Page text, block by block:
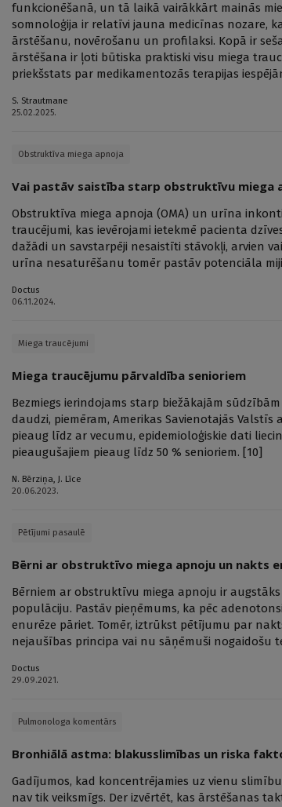
funkcionēšanā, un tā laikā vairākkārt mainās
somnoloģija ir relatīvi jauna medicīnas nozare,
ārstēšanu, novērošanu un profilaksi. Kopā ir
ārstēšana ir ļoti būtiska praktiski visu miega
priekšstats par medikamentozās terapijas
S. Strautmane
25.02.2025.
Obstruktīva miega apnoja
Vai pastāv saistība starp obstruktīvu miega
Obstruktīva miega apnoja (OMA) un urīna
traucējumi, kas ievērojami ietekmē pacienta
dažādi un savstarpēji nesaistīti stāvokļi, arvien
urīna nesaturēšanu tomēr pastāv potenciāla
Doctus
06.11.2024.
Miega traucējumi
Miega traucējumu pārvaldība senioriem
Bezmiegs ierindojams starp biežākajām
daudzi, piemēram, Amerikas Savienotajās Valstīs
pieaug līdz ar vecumu, epidemioloģiskie dati
pieaugušajiem pieaug līdz 50 % senioriem. [10]
N. Bērziņa, J. Līce
20.06.2023.
Pētījumi pasaulē
Bērni ar obstruktīvo miega apnoju un nakts
Bērniem ar obstruktīvu miega apnoju ir
populāciju. Pastāv pieņēmums, ka pēc
enurēze pāriet. Tomēr, iztrūkst pētījumu par
nejaušības principa vai nu sāņēmuši nogaidošu
Doctus
29.09.2021.
Pulmonologa komentārs
Bronhiālā astma: blakusslimības un riska
Gadījumos, kad koncentrējamies uz vienu
nav tik veiksmīgs. Der izvērtēt, kas ārstēšanas